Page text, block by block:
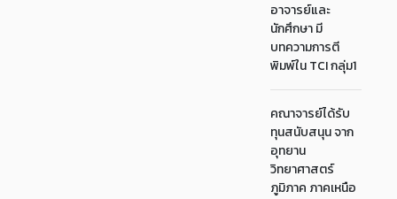
อาจารย์และ
นักศึกษา มี
บทความการตี
พิมพ์ใน TCI กลุ่ม1
คณาจารย์ได้รับ
ทุนสนับสนุน จาก
อุทยาน
วิทยาศาสตร์
ภูมิภาค ภาคเหนือ